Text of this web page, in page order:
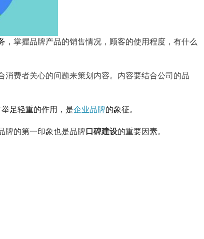
， 掌握品牌产品的销售情况，顾客的使用程度，有什么
消费者关心的问题来策划内容。内容要结合公司的品
足轻重的作用，是企业品牌的象征。
牌的第一印象也是品牌口碑建设的重要因素。